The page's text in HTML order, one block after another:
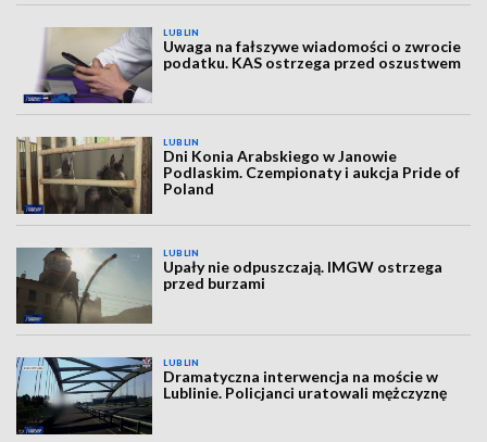
LUBLIN
Uwaga na fałszywe wiadomości o zwrocie
podatku. KAS ostrzega przed oszustwem
LUBLIN
Dni Konia Arabskiego w Janowie
Podlaskim. Czempionaty i aukcja Pride of
Poland
LUBLIN
Upały nie odpuszczają. IMGW ostrzega
przed burzami
LUBLIN
Dramatyczna interwencja na moście w
Lublinie. Policjanci uratowali mężczyznę